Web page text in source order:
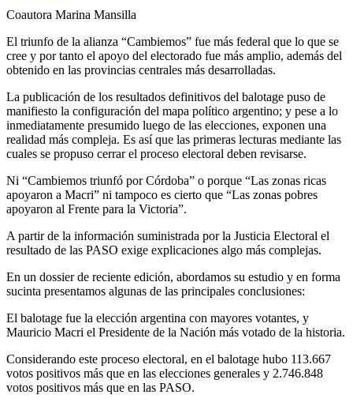
Coautora Marina Mansilla
El triunfo de la alianza “Cambiemos” fue más federal que lo que se
cree y por tanto el apoyo del electorado fue más amplio, además del
obtenido en las provincias centrales más desarrolladas.
La publicación de los resultados definitivos del balotage puso de
manifiesto la configuración del mapa político argentino; y pese a lo
inmediatamente presumido luego de las elecciones, exponen una
realidad más compleja. Es así que las primeras lecturas mediante las
cuales se propuso cerrar el proceso electoral deben revisarse.
Ni “Cambiemos triunfó por Córdoba” o porque “Las zonas ricas
apoyaron a Macri” ni tampoco es cierto que “Las zonas pobres
apoyaron al Frente para la Victoria”.
A partir de la información suministrada por la Justicia Electoral el
resultado de las PASO exige explicaciones algo más complejas.
En un dossier de reciente edición, abordamos su estudio y en forma
sucinta presentamos algunas de las principales conclusiones:
El balotage fue la elección argentina con mayores votantes, y
Mauricio Macri el Presidente de la Nación más votado de la historia.
Considerando este proceso electoral, en el balotage hubo 113.667
votos positivos más que en las elecciones generales y 2.746.848
votos positivos más que en las PASO.